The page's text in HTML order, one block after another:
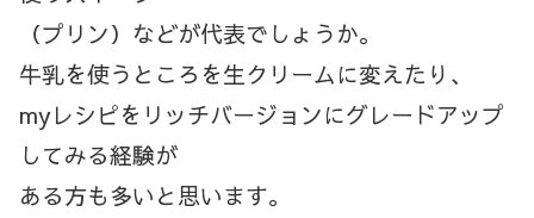
（プリン）などが代表でしょうか。
牛乳を使うところを生クリームに変えたり、
myレシピをリッチバージョンにグレードアップ
してみる経験が
ある方も多いと思います。